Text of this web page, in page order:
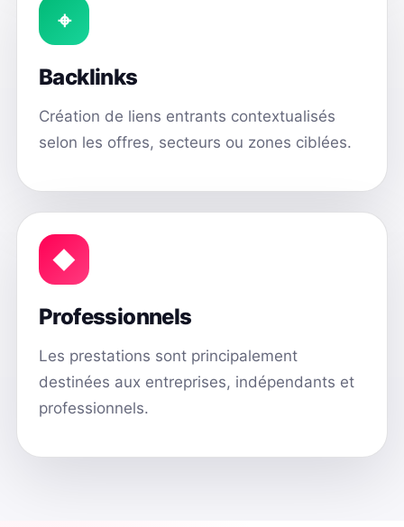
⌖
Backlinks
Création de liens entrants contextualisés
selon les offres, secteurs ou zones ciblées.
◆
Professionnels
Les prestations sont principalement
destinées aux entreprises, indépendants et
professionnels.